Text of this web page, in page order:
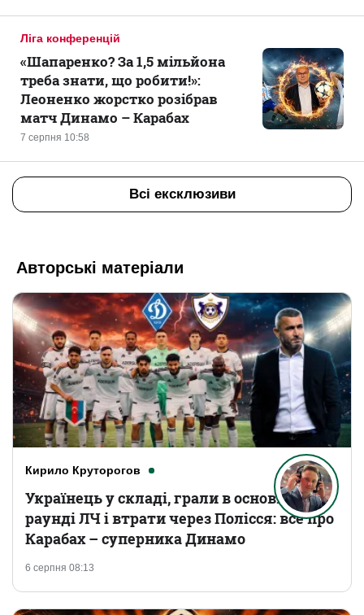
Ліга конференцій
7 серпня 10:58
«Шапаренко? За 1,5 мільйона
треба знати, що робити!»:
Леоненко жорстко розібрав
матч Динамо – Карабах
Всі ексклюзиви
Авторські матеріали
Кирило Круторогов
6 серпня 08:13
Українець у складі, грали в основному
раунді ЛЧ і втрати через Полісся: все про
Карабах – суперника Динамо